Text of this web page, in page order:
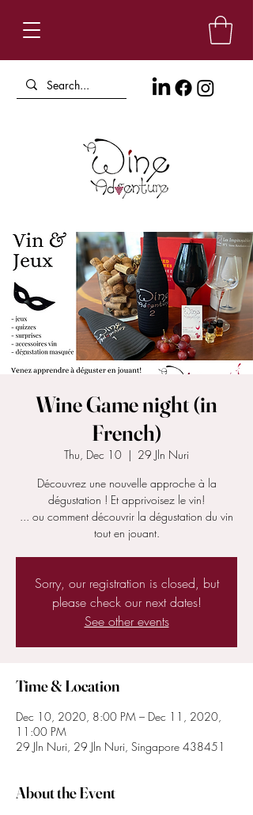
Wine Game night (in
French)
Thu, Dec 10
  |
29 Jln Nuri
Découvrez une nouvelle approche à la
dégustation ! Et apprivoisez le vin!
... ou comment découvrir la dégustation du vin
tout en jouant.
Sorry, our registration is closed, but
please check our next dates!
See other events
Time & Location
Dec 10, 2020, 8:00 PM – Dec 11, 2020,
11:00 PM
29 Jln Nuri, 29 Jln Nuri, Singapore 438451
About the Event